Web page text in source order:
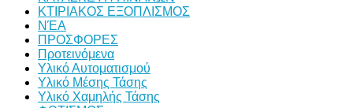
ΚΤΙΡΙΑΚΟΣ ΕΞΟΠΛΙΣΜΟΣ
ΝΈΑ
ΠΡΟΣΦΟΡΕΣ
Προτεινόμενα
Υλικό Αυτοματισμού
Υλικό Μέσης Τάσης
Υλικό Χαμηλής Τάσης